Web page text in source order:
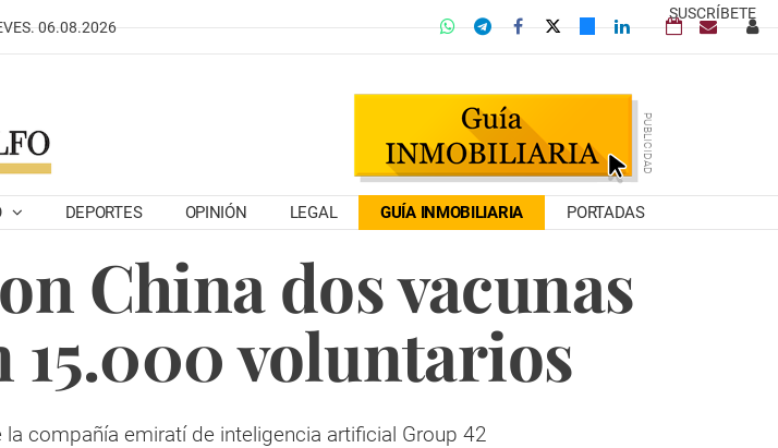
SUSCRÍBETE
06.08.2026
DEPORTES OPINIÓN LEGAL GUÍA INMOBILIARIA PORTADAS
China dos vacunas
15.000 voluntarios
compañía emiratí de inteligencia artificial Group 42